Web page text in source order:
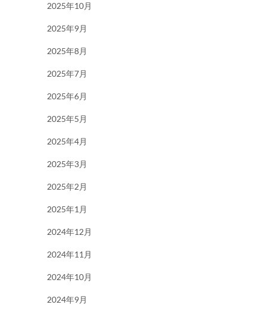
2025年10月
2025年9月
2025年8月
2025年7月
2025年6月
2025年5月
2025年4月
2025年3月
2025年2月
2025年1月
2024年12月
2024年11月
2024年10月
2024年9月